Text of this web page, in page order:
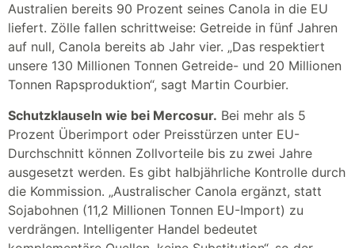
Australien bereits 90 Prozent seines Canola in die EU
liefert. Zölle fallen schrittweise: Getreide in fünf Jahren
auf null, Canola bereits ab Jahr vier. „Das respektiert
unsere 130 Millionen Tonnen Getreide- und 20 Millionen
Tonnen Rapsproduktion“, sagt Martin Courbier.
Schutzklauseln wie bei Mercosur. Bei mehr als 5
Prozent Überimport oder Preisstürzen unter EU-
Durchschnitt können Zollvorteile bis zu zwei Jahre
ausgesetzt werden. Es gibt halbjährliche Kontrolle durch
die Kommission. „Australischer Canola ergänzt, statt
Sojabohnen (11,2 Millionen Tonnen EU-Import) zu
verdrängen. Intelligenter Handel bedeutet